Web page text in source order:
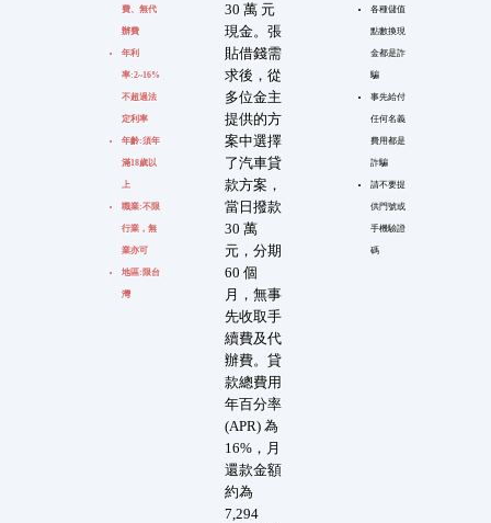
費、無代
辦費
年利
率:2~16%
不超過法
定利率
年齡:須年
滿18歲以
上
職業:不限
行業，無
業亦可
地區:限台
灣
30 萬 元
現金。張
貼借錢需
求後，從
多位金主
提供的方
案中選擇
了汽車貸
款方案，
當日撥款
30 萬
元，分期
60 個
月，無事
先收取手
續費及代
辦費。貸
款總費用
年百分率
(APR) 為
16%，月
還款金額
約為
7,294
各種儲值
點數換現
金都是詐
騙
事先給付
任何名義
費用都是
詐騙
請不要提
供門號或
手機驗證
碼